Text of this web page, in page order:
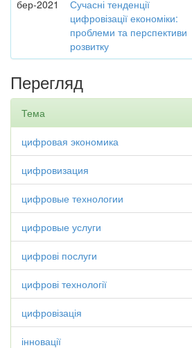
бер-2021
Сучасні тенденції
цифровізації економіки:
проблеми та перспективи
розвитку
Перегляд
Тема
цифровая экономика
цифровизация
цифровые технологии
цифровые услуги
цифрові послуги
цифрові технології
цифровізація
інновації